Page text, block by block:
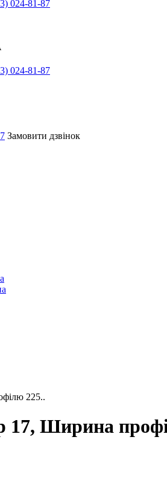
024-81-87
024-81-87
Замовити дзвінок
225..
Ширина